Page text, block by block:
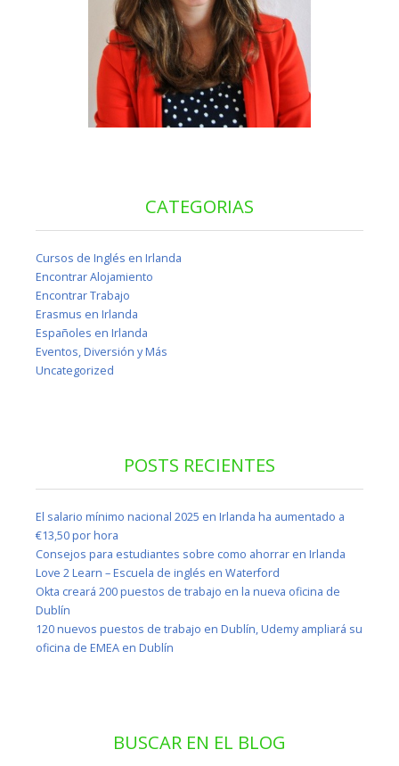
CATEGORIAS
Cursos de Inglés en Irlanda
Encontrar Alojamiento
Encontrar Trabajo
Erasmus en Irlanda
Españoles en Irlanda
Eventos, Diversión y Más
Uncategorized
POSTS RECIENTES
El salario mínimo nacional 2025 en Irlanda ha aumentado a
€13,50 por hora
Consejos para estudiantes sobre como ahorrar en Irlanda
Love 2 Learn – Escuela de inglés en Waterford
Okta creará 200 puestos de trabajo en la nueva oficina de
Dublín
120 nuevos puestos de trabajo en Dublín, Udemy ampliará su
oficina de EMEA en Dublín
BUSCAR EN EL BLOG